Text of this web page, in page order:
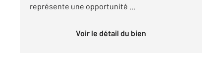
représente une opportunité ...
Voir le détail du bien